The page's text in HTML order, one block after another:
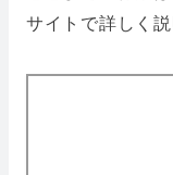
サイトで詳しく説